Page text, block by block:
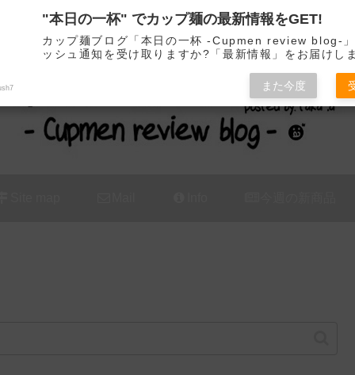
カップ麺の新商品をレビュー / アレンジするブログ
"本日の一杯" でカップ麺の最新情報をGET!
カップ麺ブログ「本日の一杯 -Cupmen review blog-
ッシュ通知を受け取りますか?「最新情報」をお届けし
また今度